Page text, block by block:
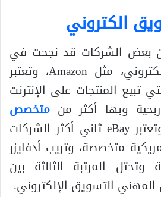
الكتروني
بعض الشركات قد نجحت في
تنفيذ التسويق الإلكتروني، مثل Amazon، وتعتبر
تبيع المنتجات على الإنترنت
وبها أكثر من متخصص
، وتعتبر eBay ثاني أكثر الشركات
متخصصة، وتريب أدفايزر
المرتبة الثالثة بين
التسويق الإلكتروني.